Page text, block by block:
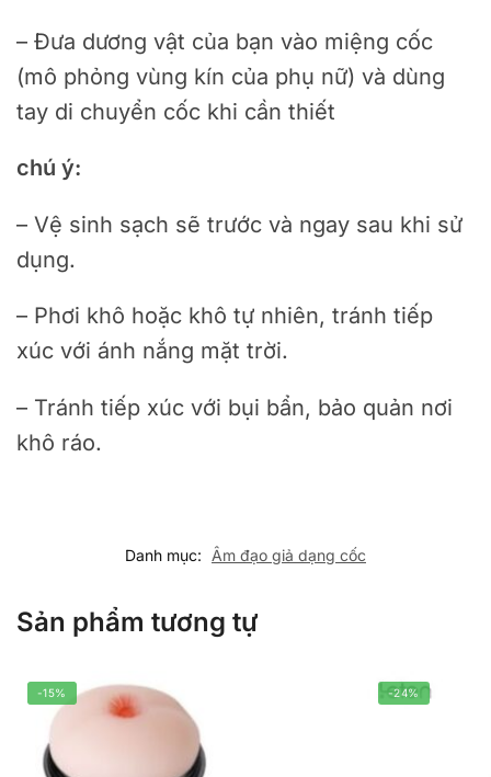
– Đưa dương vật của bạn vào miệng cốc
(mô phỏng vùng kín của phụ nữ) và dùng
tay di chuyển cốc khi cần thiết
chú ý:
– Vệ sinh sạch sẽ trước và ngay sau khi sử
dụng.
– Phơi khô hoặc khô tự nhiên, tránh tiếp
xúc với ánh nắng mặt trời.
– Tránh tiếp xúc với bụi bẩn, bảo quản nơi
khô ráo.
Danh mục: Âm đạo giả dạng cốc
Sản phẩm tương tự
-15% -24%